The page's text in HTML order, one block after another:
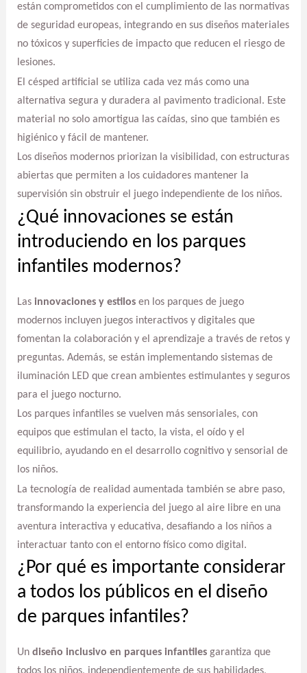
están comprometidos con el cumplimiento de las normativas
de seguridad europeas, integrando en sus diseños materiales
no tóxicos y superficies de impacto que reducen el riesgo de
lesiones.
El césped artificial se utiliza cada vez más como una
alternativa segura y duradera al pavimento tradicional. Este
material no solo amortigua las caídas, sino que también es
higiénico y fácil de mantener.
Los diseños modernos priorizan la visibilidad, con estructuras
abiertas que permiten a los cuidadores mantener la
supervisión sin obstruir el juego independiente de los niños.
¿Qué innovaciones se están
introduciendo en los parques
infantiles modernos?
Las innovaciones y estilosen los parques de juego
modernos incluyen juegos interactivos y digitales que
fomentan la colaboración y el aprendizaje a través de retos y
preguntas. Además, se están implementando sistemas de
iluminación LED que crean ambientes estimulantes y seguros
para el juego nocturno.
Los parques infantiles se vuelven más sensoriales, con
equipos que estimulan el tacto, la vista, el oído y el
equilibrio, ayudando en el desarrollo cognitivo y sensorial de
los niños.
La tecnología de realidad aumentada también se abre paso,
transformando la experiencia del juego al aire libre en una
aventura interactiva y educativa, desafiando a los niños a
interactuar tanto con el entorno físico como digital.
¿Por qué es importante considerar
a todos los públicos en el diseño
de parques infantiles?
Un diseño inclusivo en parques infantilesgarantiza que